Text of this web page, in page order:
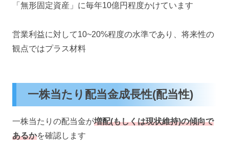
「無形固定資産」に毎年10億円程度かけています
営業利益に対して10~20%程度の水準であり、将来性の
観点ではプラス材料
一株当たり配当金成長性(配当性)
一株当たりの配当金が増配(もしくは現状維持)の傾向で
あるかを確認します